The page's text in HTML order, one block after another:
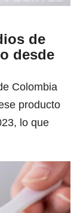
de
desde
Colombia
producto
lo que